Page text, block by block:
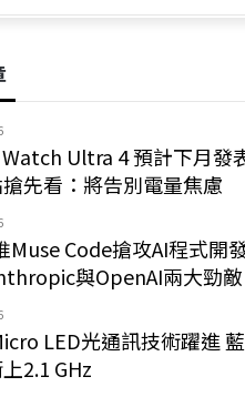
Ultra 4 預計下月發
先看：將告別電量焦慮
Muse Code搶攻AI程式開
與OpenAI兩大勁敵
LED光通訊技術躍進
2.1 GHz